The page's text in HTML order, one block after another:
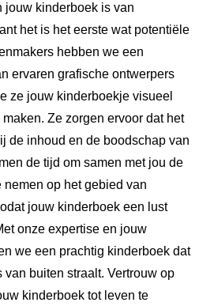
jouw kinderboek is van
het is het eerste wat potentiële
hebben we een
ervaren grafische ontwerpers
ze jouw kinderboekje visueel
Ze zorgen ervoor dat het
de inhoud en de boodschap van
de tijd om samen met jou de
op het gebied van
jouw kinderboek een lust
onze expertise en jouw
we een prachtig kinderboek dat
buiten straalt. Vertrouw op
kinderboek tot leven te